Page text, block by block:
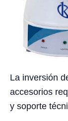
La inversión
accesorios
y soporte